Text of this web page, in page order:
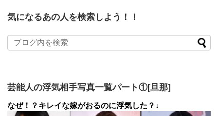
気になるあの人を検索しよう！！
芸能人の浮気相手写真一覧パート①[旦那]
なぜ！？キレイな嫁がおるのに浮気した？↓